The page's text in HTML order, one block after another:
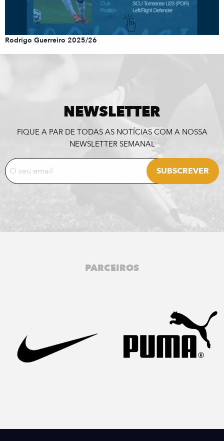
Rodrigo Guerreiro 2025/26
NEWSLETTER
FIQUE A PAR DE TODAS AS NOTÍCIAS COM A NOSSA
NEWSLETTER SEMANAL
PARCEIROS